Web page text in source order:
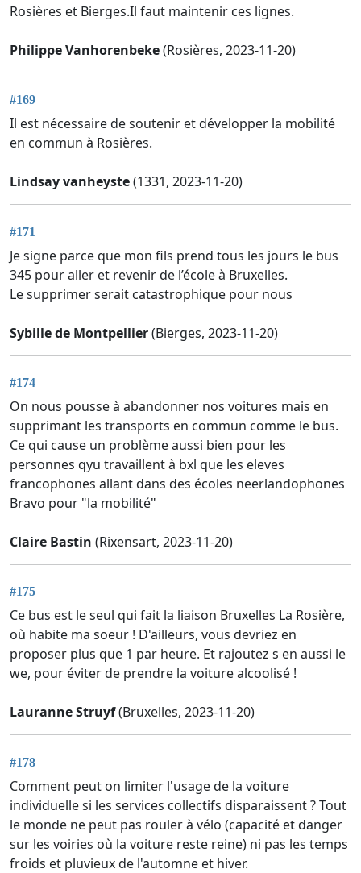
Rosières et Bierges.Il faut maintenir ces lignes.
Philippe Vanhorenbeke(Rosières, 2023-11-20)
#169
Il est nécessaire de soutenir et développer la mobilité
en commun à Rosières.
Lindsay vanheyste(1331, 2023-11-20)
#171
Je signe parce que mon fils prend tous les jours le bus
345 pour aller et revenir de l’école à Bruxelles.
Le supprimer serait catastrophique pour nous
Sybille de Montpellier(Bierges, 2023-11-20)
#174
On nous pousse à abandonner nos voitures mais en
supprimant les transports en commun comme le bus.
Ce qui cause un problème aussi bien pour les
personnes qyu travaillent à bxl que les eleves
francophones allant dans des écoles neerlandophones
Bravo pour "la mobilité"
Claire Bastin (Rixensart, 2023-11-20)
#175
Ce bus est le seul qui fait la liaison Bruxelles La Rosière,
où habite ma soeur ! D'ailleurs, vous devriez en
proposer plus que 1 par heure. Et rajoutez s en aussi le
we, pour éviter de prendre la voiture alcoolisé !
Lauranne Struyf(Bruxelles, 2023-11-20)
#178
Comment peut on limiter l'usage de la voiture
individuelle si les services collectifs disparaissent ? Tout
le monde ne peut pas rouler à vélo (capacité et danger
sur les voiries où la voiture reste reine) ni pas les temps
froids et pluvieux de l'automne et hiver.